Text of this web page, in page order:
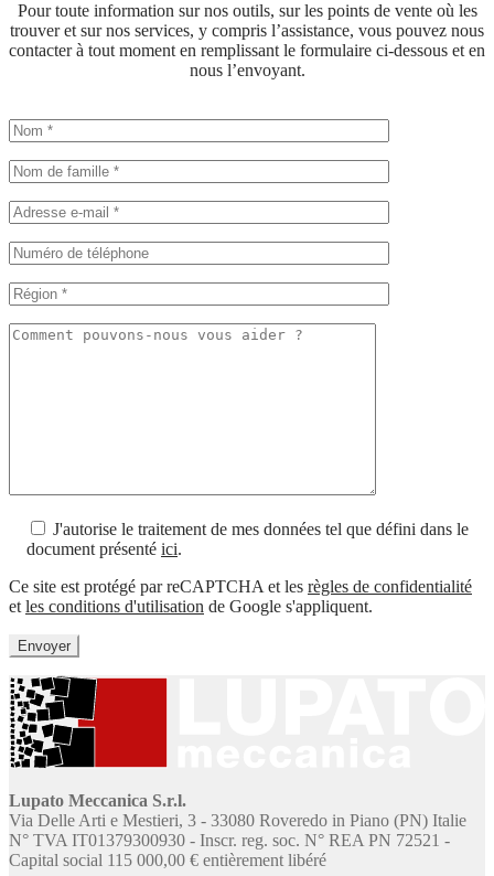
Pour toute information sur nos outils, sur les points de vente où les
trouver et sur nos services, y compris l’assistance, vous pouvez nous
contacter à tout moment en remplissant le formulaire ci-dessous et en
nous l’envoyant.
J'autorise le traitement de mes données tel que défini dans le
document présenté ici.
Ce site est protégé par reCAPTCHA et les règles de confidentialité
et les conditions d'utilisation de Google s'appliquent.
Lupato Meccanica S.r.l.
Via Delle Arti e Mestieri, 3 - 33080 Roveredo in Piano (PN) Italie
N° TVA IT01379300930 - Inscr. reg. soc. N° REA PN 72521 -
Capital social 115 000,00 € entièrement libéré